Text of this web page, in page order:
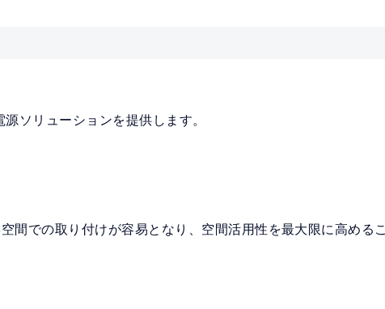
ソリューションを提供します。
間での取り付けが容易となり、空間活用性を最大限に高めるこ